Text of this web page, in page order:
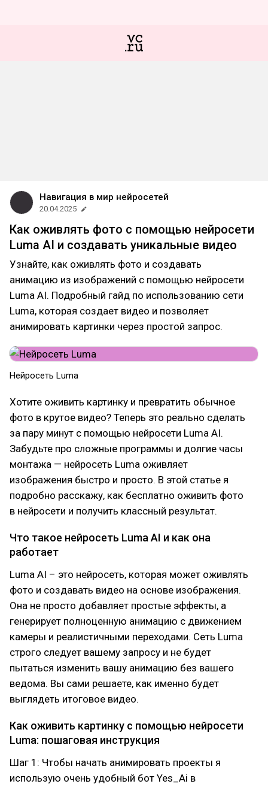
Навигация в мир нейросетей
20.04.2025
Как оживлять фото с помощью нейросети
Luma AI и создавать уникальные видео
Узнайте, как оживлять фото и создавать
анимацию из изображений с помощью нейросети
Luma AI. Подробный гайд по использованию сети
Luma, которая создает видео и позволяет
анимировать картинки через простой запрос.
Нейросеть Luma
Хотите оживить картинку и превратить обычное
фото в крутое видео? Теперь это реально сделать
за пару минут с помощью нейросети Luma AI.
Забудьте про сложные программы и долгие часы
монтажа — нейросеть Luma оживляет
изображения быстро и просто. В этой статье я
подробно расскажу, как бесплатно оживить фото
в нейросети и получить классный результат.
Что такое нейросеть Luma AI и как она
работает
Luma AI – это нейросеть, которая может оживлять
фото и создавать видео на основе изображения.
Она не просто добавляет простые эффекты, а
генерирует полноценную анимацию с движением
камеры и реалистичными переходами. Сеть Luma
строго следует вашему запросу и не будет
пытаться изменить вашу анимацию без вашего
ведома. Вы сами решаете, как именно будет
выглядеть итоговое видео.
Как оживить картинку с помощью нейросети
Luma: пошаговая инструкция
Шаг 1: Чтобы начать анимировать проекты я
использую очень удобный бот Yes_Ai в